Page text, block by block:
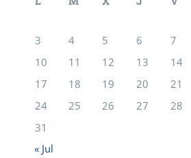
3
4 5 6 7
10
11 12 13 14
17
18 19 20 21
24
25 26 27 28
31
« Jul